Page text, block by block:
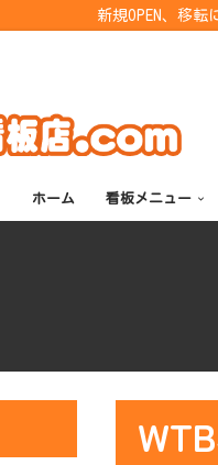
新規OPEN、移
ホーム 看板メニュー